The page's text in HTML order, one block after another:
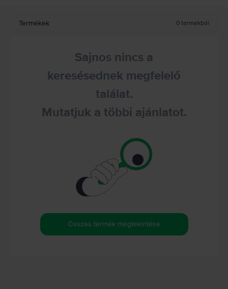
Termékek 0 termékből
Sajnos nincs a
keresésednek megfelelő
találat.
Mutatjuk a többi ajánlatot.
Összes termék megtekintése